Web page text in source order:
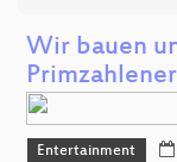
Wir bauen
Entertainment